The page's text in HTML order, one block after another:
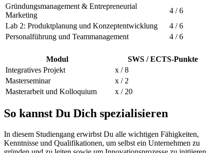
Gründungsmanagement & Entrepreneurial
Marketing
4 / 6
Lab 2: Produktplanung und Konzeptentwicklung
4 / 6
Personalführung und Teammanagement
4 / 6
Modul
SWS / ECTS-Punkte
Integratives Projekt
x / 8
Masterseminar
x / 2
Masterarbeit und Kolloquium
x / 20
So kannst Du Dich spezialisieren
In diesem Studiengang erwirbst Du alle wichtigen Fähigkeiten,
Kenntnisse und Qualifikationen, um selbst ein Unternehmen zu